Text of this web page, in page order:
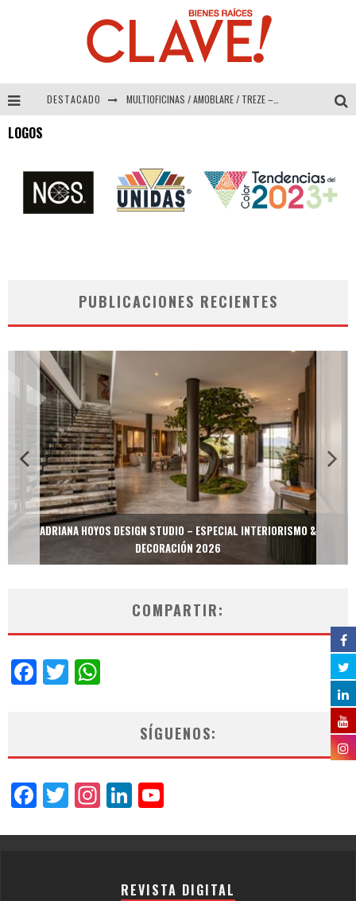
DESTACADO MULTIOFICINAS / AMOBLARE / TREZE – Especial Interiorismo & Decoración 2026
ADRIANA HOYOS DESIGN STUDIO – Especial Interiorismo & Decoración 2026
LOGOS
PUBLICACIONES RECIENTES
ADRIANA HOYOS DESIGN STUDIO – ESPECIAL INTERIORISMO &
DECORACIÓN 2026
COMPARTIR:
Facebook
Twitter
SÍGUENOS:
Facebook
Twitter
Instagram
LinkedIn
REVISTA DIGITAL